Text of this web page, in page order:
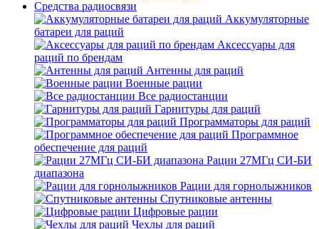
Средства радиосвязи
Аккумуляторные
батареи для раций
Аксессуары для
раций по брендам
Антенны для раций
Военные рации
Все радиостанции
Гарнитуры для раций
Программаторы для раций
Программное
обеспечение для раций
Рации 27МГц СИ-БИ
диапазона
Рации для горнолыжников
Спутниковые антенны
Цифровые рации
Чехлы для раций